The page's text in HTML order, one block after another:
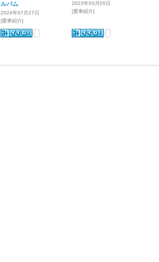
ルバム
2024年07月27日
[愛車紹介]
2023年03月05日
[愛車紹介]